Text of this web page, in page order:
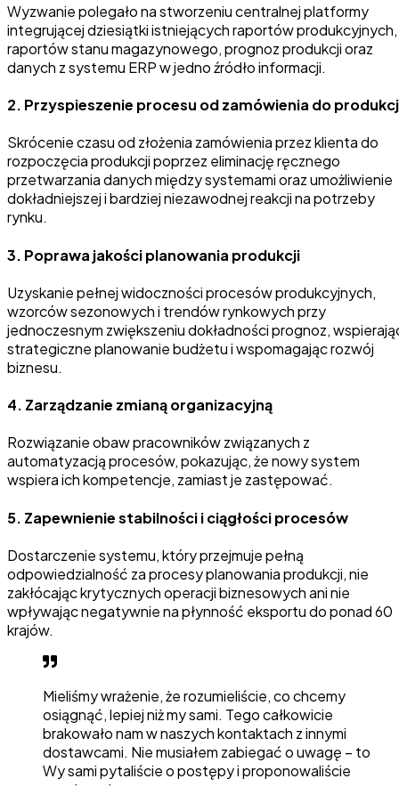
Wyzwanie polegało na stworzeniu centralnej platformy
integrującej dziesiątki istniejących raportów produkcyjnych,
raportów stanu magazynowego, prognoz produkcji oraz
danych z systemu ERP w jedno źródło informacji.
2. Przyspieszenie procesu od zamówienia do
Skrócenie czasu od złożenia zamówienia przez klienta do
rozpoczęcia produkcji poprzez eliminację ręcznego
przetwarzania danych między systemami oraz umożliwienie
dokładniejszej i bardziej niezawodnej reakcji na potrzeby
rynku.
3. Poprawa jakości planowania produkcji
Uzyskanie pełnej widoczności procesów produkcyjnych,
wzorców sezonowych i trendów rynkowych przy
jednoczesnym zwiększeniu dokładności prognoz,
strategiczne planowanie budżetu i wspomagając rozwój
biznesu.
4. Zarządzanie zmianą organizacyjną
Rozwiązanie obaw pracowników związanych z
automatyzacją procesów, pokazując, że nowy system
wspiera ich kompetencje, zamiast je zastępować.
5. Zapewnienie stabilności i ciągłości procesów
Dostarczenie systemu, który przejmuje pełną
odpowiedzialność za procesy planowania produkcji, nie
zakłócając krytycznych operacji biznesowych ani nie
wpływając negatywnie na płynność eksportu do ponad 60
krajów.
Mieliśmy wrażenie, że rozumieliście, co chcemy
osiągnąć, lepiej niż my sami. Tego całkowicie
brakowało nam w naszych kontaktach z innymi
dostawcami. Nie musiałem zabiegać o uwagę – to
Wy sami pytaliście o postępy i proponowaliście